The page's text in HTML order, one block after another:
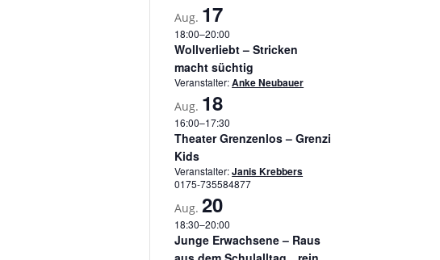
Aug. 17
18:00–20:00
Wollverliebt – Stricken
macht süchtig
Veranstalter:Anke Neubauer
Aug. 18
16:00–17:30
Theater Grenzenlos – Grenzi
Kids
Veranstalter:Janis Krebbers
0175-735584877
Aug.20
18:30–20:00
Junge Erwachsene – Raus